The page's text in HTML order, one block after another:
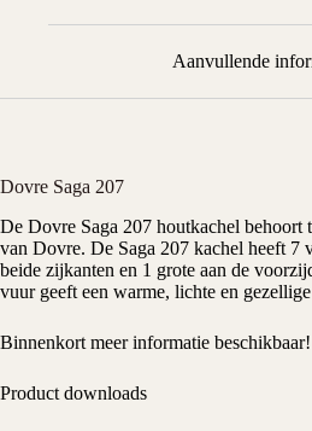
Aanvullende
Dovre Saga 207
De Dovre Saga 207 houtkachel behoort
van Dovre. De Saga 207 kachel heeft 7
beide zijkanten en 1 grote aan de
vuur geeft een warme, lichte en gezellige
Binnenkort meer informatie beschikbaar!
Product downloads